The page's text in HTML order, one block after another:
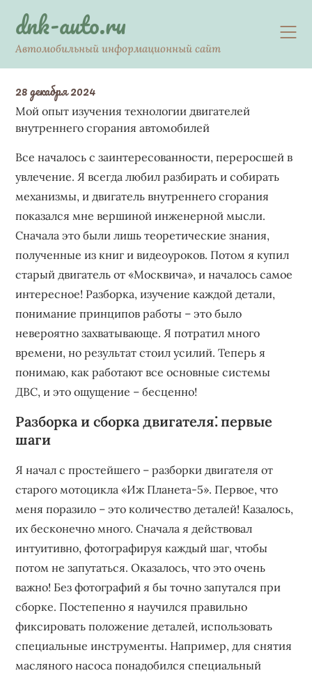
contentdnk-auto.ru
Автомобильный информационный сайт
28 декабря 2024
Мой опыт изучения технологии двигателей
внутреннего сгорания автомобилей
Все началось с заинтересованности, переросшей в
увлечение. Я всегда любил разбирать и собирать
механизмы, и двигатель внутреннего сгорания
показался мне вершиной инженерной мысли.
Сначала это были лишь теоретические знания,
полученные из книг и видеоуроков. Потом я купил
старый двигатель от «Москвича», и началось самое
интересное! Разборка, изучение каждой детали,
понимание принципов работы – это было
невероятно захватывающе. Я потратил много
времени, но результат стоил усилий. Теперь я
понимаю, как работают все основные системы
ДВС, и это ощущение – бесценно!
Разборка и сборка двигателя⁚ первые
шаги
Я начал с простейшего – разборки двигателя от
старого мотоцикла «Иж Планета-5». Первое, что
меня поразило – это количество деталей! Казалось,
их бесконечно много. Сначала я действовал
интуитивно, фотографируя каждый шаг, чтобы
потом не запутаться. Оказалось, что это очень
важно! Без фотографий я бы точно запутался при
сборке. Постепенно я научился правильно
фиксировать положение деталей, использовать
специальные инструменты. Например, для снятия
масляного насоса понадобился специальный